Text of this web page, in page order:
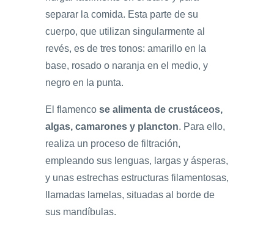
separar la comida. Esta parte de su
cuerpo, que utilizan singularmente al
revés, es de tres tonos: amarillo en la
base, rosado o naranja en el medio, y
negro en la punta.
El flamenco se alimenta de crustáceos,
algas, camarones y plancton. Para ello,
realiza un proceso de filtración,
empleando sus lenguas, largas y ásperas,
y unas estrechas estructuras filamentosas,
llamadas lamelas, situadas al borde de
sus mandíbulas.